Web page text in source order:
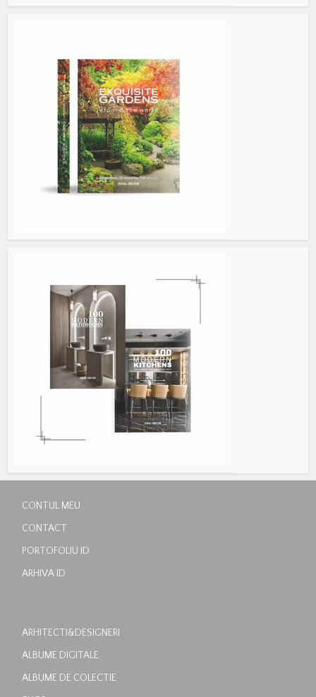
CONTUL MEU
CONTACT
PORTOFOLIU ID
ARHIVA ID
ARHITECTI&DESIGNERI
ALBUME DIGITALE
ALBUME DE COLECTIE